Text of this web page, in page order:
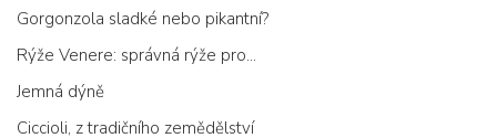
Gorgonzola sladké nebo pikantní?
Rýže Venere: správná rýže pro...
Jemná dýně
Ciccioli, z tradičního zemědělství